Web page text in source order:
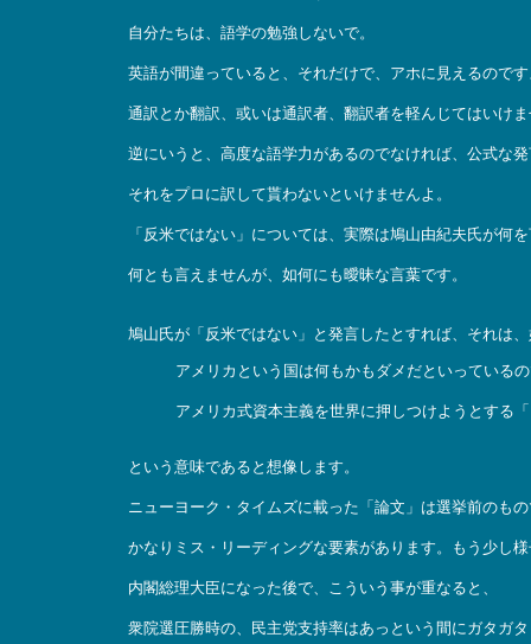
自分たちは、語学の勉強しないで。
英語が間違っていると、それだけで、アホに見えるので
通訳とか翻訳、或いは通訳者、翻訳者を軽んじてはいけ
逆にいうと、高度な語学力があるのでなければ、公式な
それをプロに訳して貰わないといけませんよ。
「反米ではない」については、実際は鳩山由紀夫氏が何
何とも言えませんが、如何にも曖昧な言葉です。
鳩山氏が「反米ではない」と発言したとすれば、それは
アメリカという国は何もかもダメだといっている
アメリカ式資本主義を世界に押しつけようとする
という意味であると想像します。
ニューヨーク・タイムズに載った「論文」は選挙前のも
かなりミス・リーディングな要素があります。もう少し
内閣総理大臣になった後で、こういう事が重なると、
衆院選圧勝時の、民主党支持率はあっという間にガタガ